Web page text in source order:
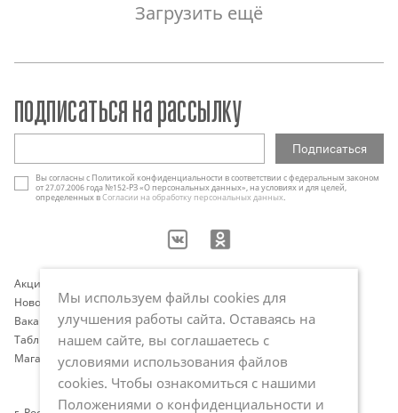
Загрузить ещё
Акции
Новости
Вакансии
Таблица размеров
Магазины
Оплата и доставка
Программа лояльности
Публичная оферта
Политика обработки
персональных данных
подписаться на рассылку
Вы согласны с Политикой конфиденциальности в соответствии с федеральным законом
от 27.07.2006 года №152-РЗ «О персональных данных», на условиях и для целей,
определенных вСогласии на обработку персональных данных.
Мы используем файлы cookies для
улучшения работы сайта. Оставаясь на
нашем сайте, вы соглашаетесь с
условиями использования файлов
cookies. Чтобы ознакомиться с нашими
Положениями о конфиденциальности и